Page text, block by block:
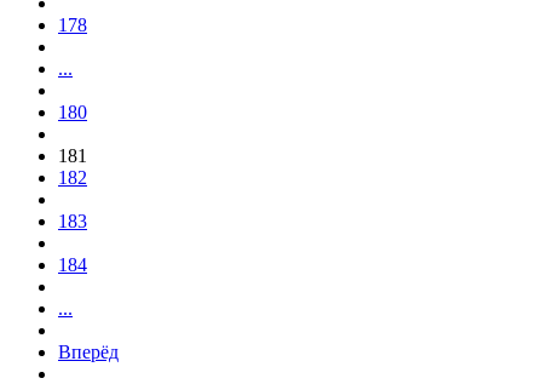
178
...
180
181
182
183
184
...
Вперёд